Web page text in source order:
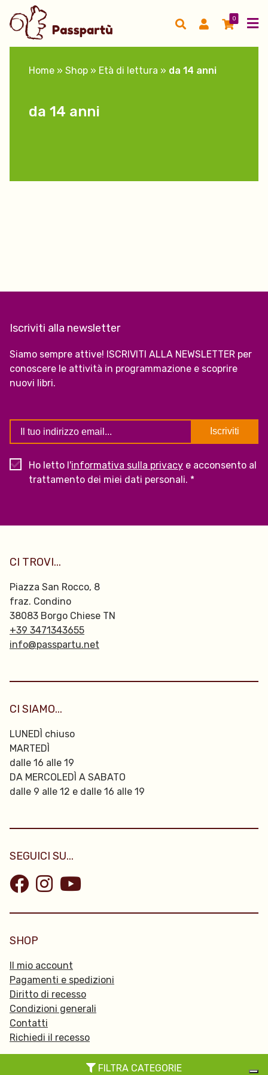
0
Home » Shop » Età di lettura » da 14 anni
da 14 anni
FILTRA CATEGORIE
Iscriviti alla newsletter
Siamo sempre attive! ISCRIVITI ALLA NEWSLETTER per
conoscere le attività in programmazione e scoprire
nuovi libri.
Ho letto l'informativa sulla privacy e acconsento al
trattamento dei miei dati personali. *
CI TROVI...
Piazza San Rocco, 8
fraz. Condino
38083 Borgo Chiese TN
+39 3471343655
info@passpartu.net
CI SIAMO...
LUNEDÌ chiuso
MARTEDÌ
dalle 16 alle 19
DA MERCOLEDÌ A SABATO
dalle 9 alle 12 e dalle 16 alle 19
SEGUICI SU...
SHOP
Il mio account
Pagamenti e spedizioni
Diritto di recesso
Condizioni generali
Contatti
Richiedi il recesso